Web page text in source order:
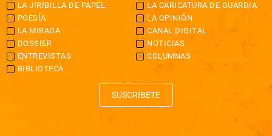
LA JIRIBILLA DE PAPEL
LA CARICATURA DE GUARDIA
POESÍA
LA OPINIÓN
LA MIRADA
CANAL DIGITAL
DOSSIER
NOTICIAS
ENTREVISTAS
COLUMNAS
BIBLIOTECA
SUSCRÍBETE